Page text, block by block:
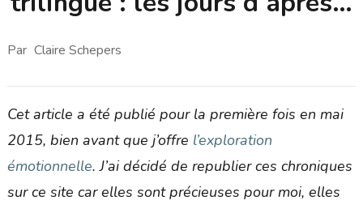
Par Claire Schepers
Cet article a été publié pour la première fois en mai
2015, bien avant que j’offre l’exploration
émotionnelle. J’ai décidé de republier ces chroniques
sur ce site car elles sont précieuses pour moi, elles